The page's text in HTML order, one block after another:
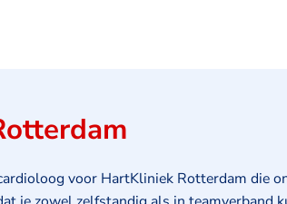
voor HartKliniek Rotterdam die